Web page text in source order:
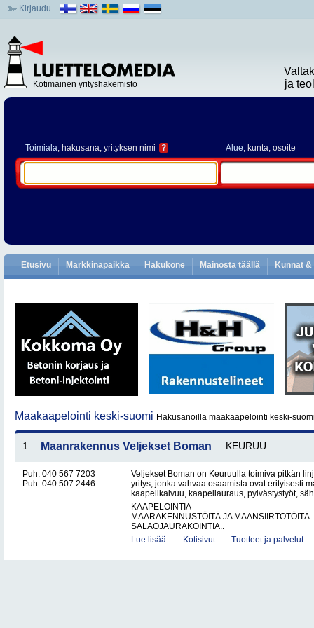
Kirjaudu
Kotimainen yrityshakemisto
ja
Toimiala, hakusana, yrityksen nimi ? Alue, kunta, osoite
Etusivu Markkinapaikka Hakukone Mainosta täällä Kunnat
Maakaapelointi keski-suomi Hakusanoilla maakaapelointi keski-
1. Maanrakennus Veljekset Boman KEURUU
Puh. 040 567 7203
Puh. 040 507 2446
Veljekset Boman on Keuruulla toimiva pitkän
yritys, jonka vahvaa osaamista ovat erityisesti
kaapelikaivuu, kaapeliauraus, pylvästystyöt,
KAAPELOINTIA
MAARAKENNUSTÖITÄ JA MAANSIIRTOTÖITÄ
SALAOJAURAKOINTIA..
Lue lisää..
Kotisivut Tuotteet ja palvelut